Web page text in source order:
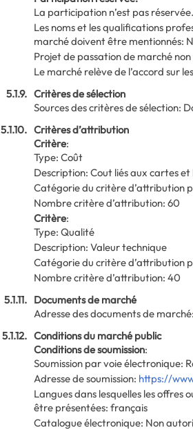
La participation n’est pas réservée.
Les noms et les qualifications
marché doivent être mentionnés:
Projet de passation de marché
Le marché relève de l’accord sur
5.1.9. Critères de sélection
Sources des critères de sélection:
5.1.10. Critères d’attribution
Critère:
Type: Coût
Description: Cout liés aux cartes
Catégorie du critère d’attribution
Nombre critère d’attribution: 60
Critère:
Type: Qualité
Description: Valeur technique
Catégorie du critère d’attribution
Nombre critère d’attribution: 40
5.1.11. Documents de marché
Adresse des documents de marché:
5.1.12. Conditions du marché public
Conditions de soumission:
Soumission par voie électronique:
Adresse de soumission: https://
Langues dans lesquelles les
être présentées: français
Catalogue électronique: Non